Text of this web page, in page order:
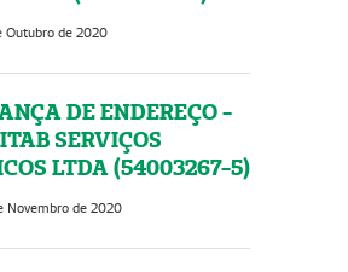
Outubro de 2020
DE ENDEREÇO -
SERVIÇOS
LTDA (54003267-5)
Novembro de 2020